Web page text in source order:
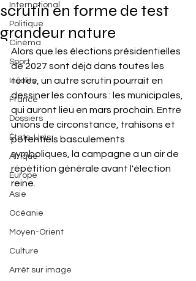
International
Politique
Cinéma
Sport
Insolite
France
Dossiers
États-Unis
Afrique
Europe
Asie
Océanie
Moyen-Orient
Culture
Arrêt sur image
scrutin en forme de test
grandeur nature
Alors que les élections présidentielles
de 2027 sont déjà dans toutes les
têtes, un autre scrutin pourrait en
dessiner les contours : les municipales,
qui auront lieu en mars prochain. Entre
unions de circonstance, trahisons et
potentiels basculements
symboliques, la campagne a un air de
répétition générale avant l'élection
reine.